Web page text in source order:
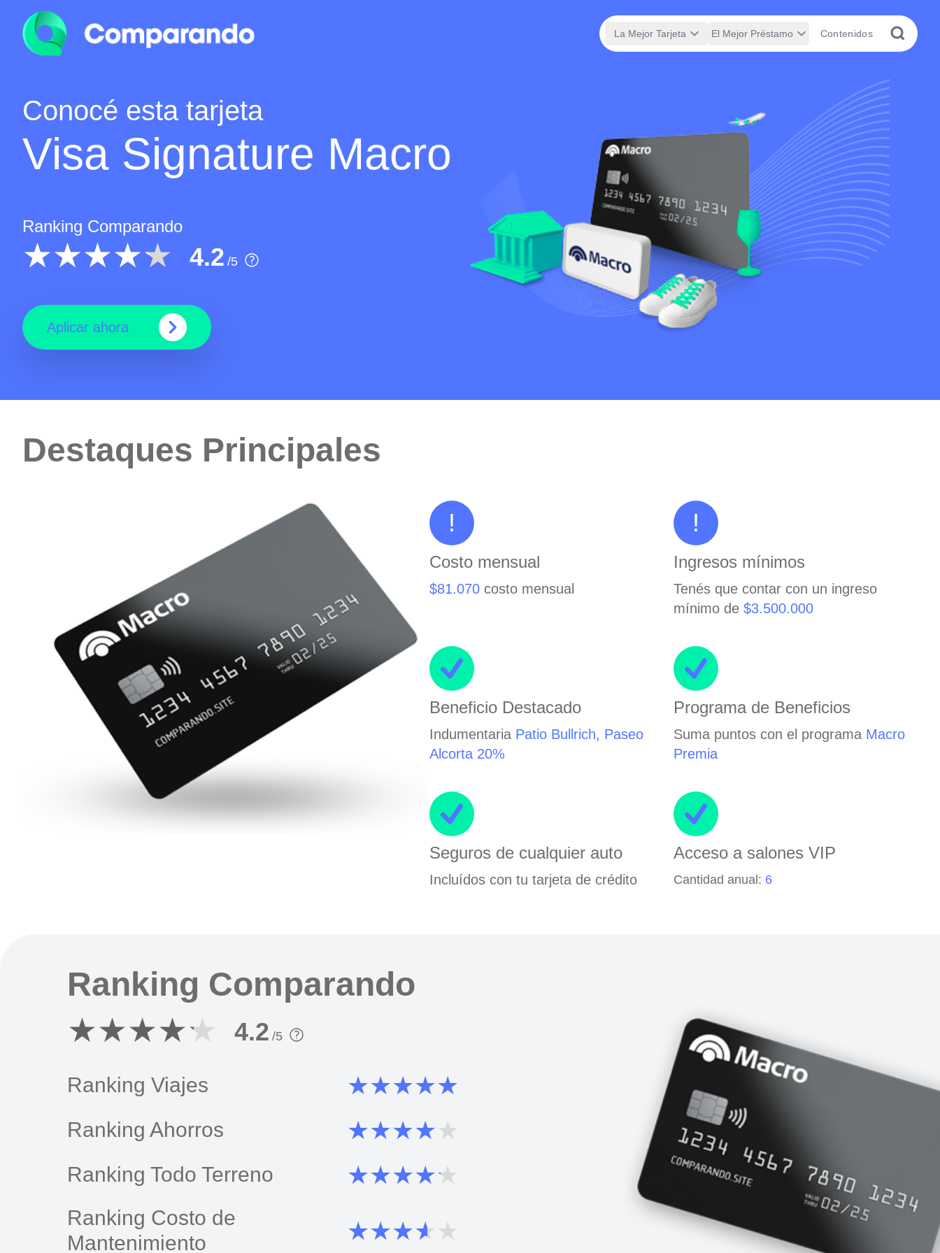
La Mejor Tarjeta El Mejor Préstamo Contenidos
Conocé esta tarjeta
Visa Signature Macro
Ranking Comparando
4.2 /5
Aplicar ahora
Destaques Principales
!
Costo mensual
$81.070 costo mensual
Beneficio Destacado
Indumentaria Patio Bullrich, Paseo
Alcorta 20%
Seguros de cualquier auto
Incluídos con tu tarjeta de crédito
!
Ingresos mínimos
Tenés que contar con un ingreso
mínimo de $3.500.000
Programa de Beneficios
Suma puntos con el programa Macro
Premia
Acceso a salones VIP
Cantidad anual: 6
Ranking Comparando
4.2 /5
Ranking Viajes
Ranking Ahorros
Ranking Todo Terreno
Ranking Costo de
Mantenimiento